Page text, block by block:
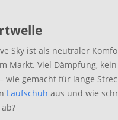
Sky ist als neutraler
Markt. Viel Dämpfung, kein
wie gemacht für lange
Laufschuh aus und wie